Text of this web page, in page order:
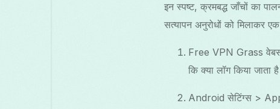
इन स्पष्ट, क्रमबद्ध जाँचों का
सत्यापन अनुरोधों को मिलाकर
Free VPN Grass
कि क्या लॉग किया जाता
Android सेटिंग्स >